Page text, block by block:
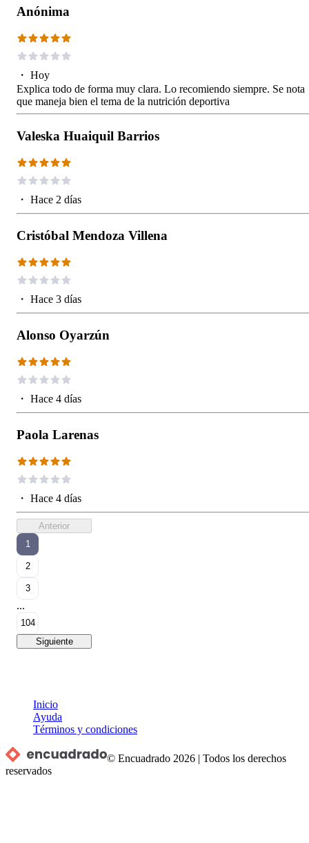
Anónima
・ Hoy
Explica todo de forma muy clara. Lo recomiendo siempre. Se nota
que maneja bien el tema de la nutrición deportiva
Valeska Huaiquil Barrios
・ Hace 2 días
Cristóbal Mendoza Villena
・ Hace 3 días
Alonso Oyarzún
・ Hace 4 días
Paola Larenas
・ Hace 4 días
Anterior
1
2
3
...
104
Siguiente
Inicio
Ayuda
Términos y condiciones
© Encuadrado 2026 |Todos los derechos
reservados